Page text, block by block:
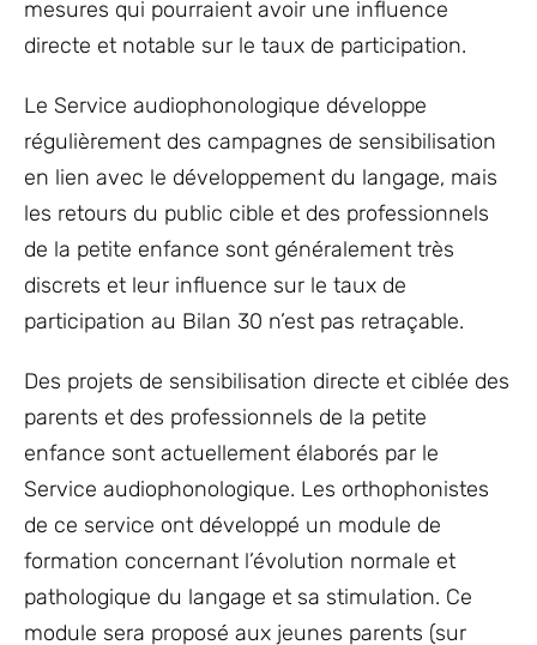
mesures qui pourraient avoir une influence
directe et notable sur le taux de participation.
Le Service audiophonologique développe
régulièrement des campagnes de sensibilisation
en lien avec le développement du langage, mais
les retours du public cible et des professionnels
de la petite enfance sont généralement très
discrets et leur influence sur le taux de
participation au Bilan 30 n’est pas retraçable.
Des projets de sensibilisation directe et ciblée des
parents et des professionnels de la petite
enfance sont actuellement élaborés par le
Service audiophonologique. Les orthophonistes
de ce service ont développé un module de
formation concernant l’évolution normale et
pathologique du langage et sa stimulation. Ce
module sera proposé aux jeunes parents (sur